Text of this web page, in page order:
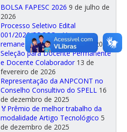
BOLSA FAPESC 2026 9 de julho de
2026
Processo Seletivo Edital
001/2026/PPGCG – Vagas
remanescentes 10 de abril de 2026
Seleção para Docente Permanente
e Docente Colaborador 13 de
fevereiro de 2026
Representação da ANPCONT no
Conselho Consultivo do SPELL 16
de dezembro de 2025
🏅Prêmio de melhor trabalho da
modalidade Artigo Tecnológico 5
de dezembro de 2025